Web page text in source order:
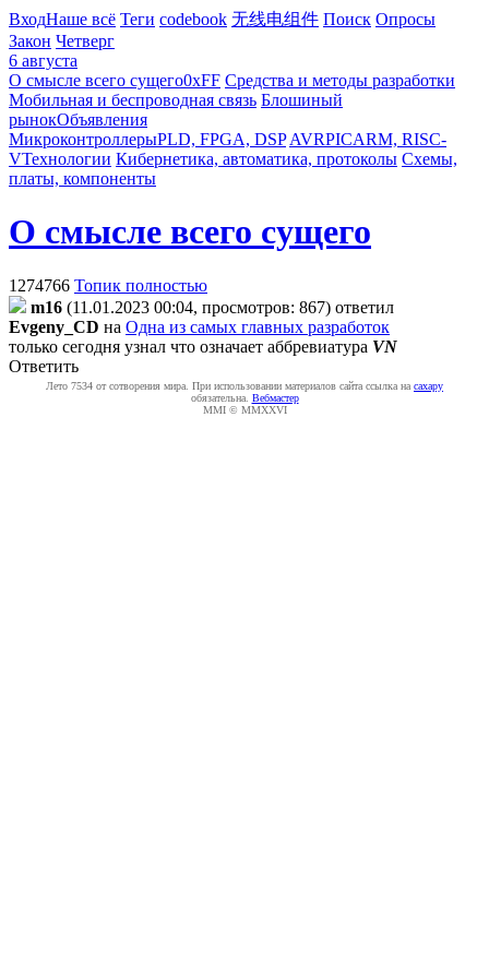
ВходНаше всё Теги codebook 无线电组件 Поиск Опросы
Закон Четверг
6 августа
О смысле всего сущего0xFF Средства и методы разработки
Мобильная и беспроводная связь Блошиный
рынокОбъявления
МикроконтроллерыPLD, FPGA, DSP AVRPICARM, RISC-
VТехнологии Кибернетика, автоматика, протоколы Схемы,
платы, компоненты
О смысле всего сущего
1274766 Топик полностью
m16 (11.01.2023 00:04, просмотров: 867) ответил
Evgeny_CD на Одна из самых главных разработок
только сегодня узнал что означает аббревиатура VN
Ответить
Лето 7534 от сотворения мира. При использовании материалов сайта ссылка на caxapу
обязательна. Вебмастер
MMI © MMXXVI